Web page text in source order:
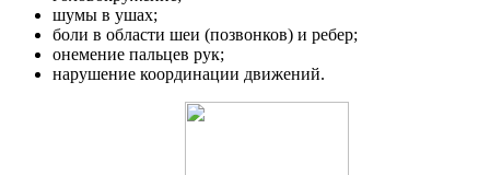
шумы в ушах;
боли в области шеи (позвонков) и ребер;
онемение пальцев рук;
нарушение координации движений.